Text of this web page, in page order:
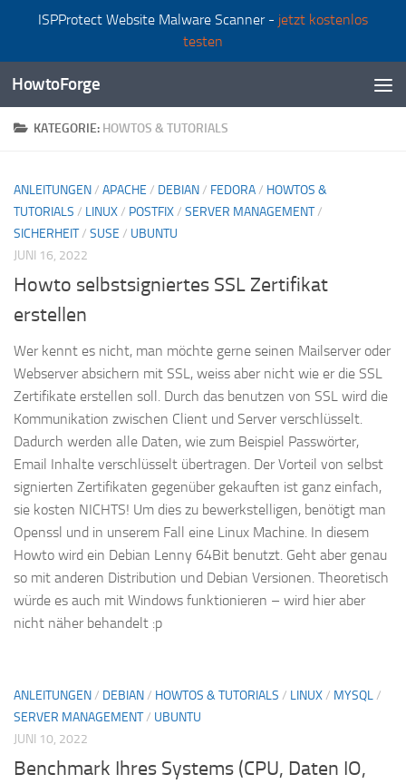
ISPProtect Website Malware Scanner - jetzt kostenlos
testen
Zum Inhalt springen
HowtoForge
KATEGORIE: HOWTOS & TUTORIALS
ANLEITUNGEN/ APACHE / DEBIAN/ FEDORA/ HOWTOS &
TUTORIALS / LINUX/ POSTFIX/ SERVER MANAGEMENT/
SICHERHEIT/ SUSE / UBUNTU
JUNI 16, 2022
Howto selbstsigniertes SSL Zertifikat
erstellen
Wer kennt es nicht, man möchte gerne seinen Mailserver oder
Webserver absichern mit SSL, weiss aber nicht wie er die SSL
Zertifikate erstellen soll. Durch das benutzen von SSL wird die
Kommunikation zwischen Client und Server verschlüsselt.
Dadurch werden alle Daten, wie zum Beispiel Passwörter,
Email Inhalte verschlüsselt übertragen. Der Vorteil von selbst
signierten Zertifikaten gegenüber gekauften ist ganz einfach,
sie kosten NICHTS! Um dies zu bewerkstelligen, benötigt man
Openssl und in unserem Fall eine Linux Machine. In diesem
Howto wird ein Debian Lenny 64Bit benutzt. Geht aber genau
so mit anderen Distribution und Debian Versionen. Theoretisch
würde es auch mit Windows funktionieren – wird hier aber
nicht näher behandelt :p
ANLEITUNGEN/ DEBIAN/ HOWTOS & TUTORIALS / LINUX/ MYSQL/
SERVER MANAGEMENT/ UBUNTU
JUNI 10, 2022
Benchmark Ihres Systems (CPU, Daten IO,